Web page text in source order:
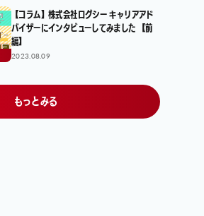
【コラム】株式会社ログシー キャリアアド
バイザーにインタビューしてみました 【前
編】
2023.08.09
もっとみる